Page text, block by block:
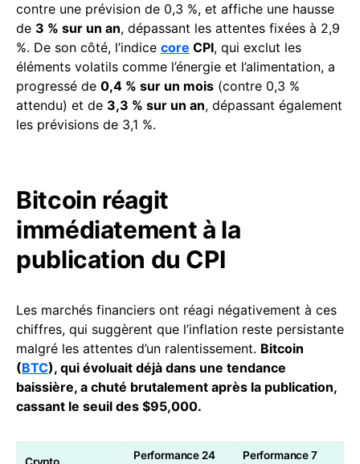
contre une prévision de 0,3 %, et affiche une hausse
de 3 % sur un an, dépassant les attentes fixées à 2,9
%. De son côté, l’indice core CPI, qui exclut les
éléments volatils comme l’énergie et l’alimentation, a
progressé de 0,4 % sur un mois (contre 0,3 %
attendu) et de 3,3 % sur un an, dépassant également
les prévisions de 3,1 %.
Bitcoin réagit
immédiatement à la
publication du CPI
Les marchés financiers ont réagi négativement à ces
chiffres, qui suggèrent que l’inflation reste persistante
malgré les attentes d’un ralentissement. Bitcoin
(BTC), qui évoluait déjà dans une tendance
baissière, a chuté brutalement après la publication,
cassant le seuil des $95,000.
Performance 24
Performance 7